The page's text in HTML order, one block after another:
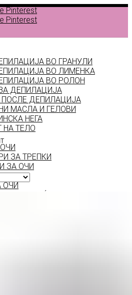
Pinterest
Pinterest
ВО ГРАНУЛИ
ВО ЛИМЕНКА
ВО РОЛОН
ДЕПИЛАЦИЈА
ПОСЛЕ ДЕПИЛАЦИЈА
МАСЛА И ГЕЛОВИ
НЕГА
НА ТЕЛО
ЗА ТРЕПКИ
ЗА ОЧИ
ОЧИ
ОЧИ